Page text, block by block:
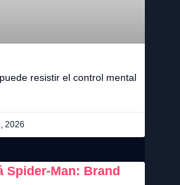
resistir el control mental
2026